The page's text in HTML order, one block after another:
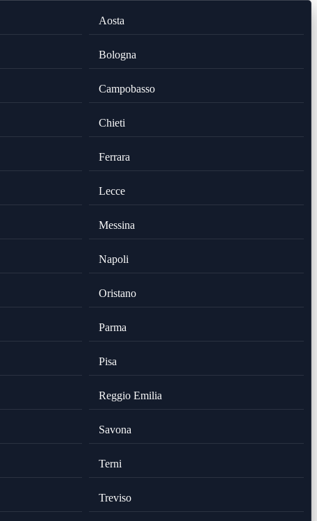
Aosta
Bologna
Campobasso
Chieti
Ferrara
Lecce
Messina
Napoli
Oristano
Parma
Pisa
Reggio Emilia
Savona
Terni
Treviso